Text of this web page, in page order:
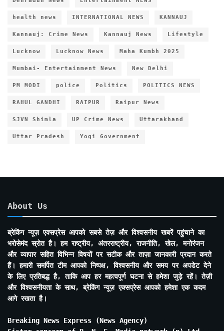
health news INTERNATIONAL NEWS KANNAUJ
Kannauj: Crime News Kannauj News Lifestyle
Lucknow Lucknow News Maha Kumbh 2025
Mumbai- Entertainment News New Delhi
PM MODI police Politics POLITICS NEWS
RAHUL GANDHI RAIPUR Raipur News
SJVN Shimla UP Crime News Uttarakhand
Uttar Pradesh Yogi Government
About Us
ब्रेकिंग न्यूज़ एक्सप्रेस आपको सबसे तेज़ और विश्वसनीय खबरें पहुंचाने का
भरोसेमंद स्रोत है। हम राष्ट्रीय, अंतरराष्ट्रीय, राजनीति, खेल, मनोरंजन
और व्यापार सहित विभिन्न विषयों पर सटीक और ताज़ा जानकारी प्रदान करते
हैं। हमारी समर्पित टीम आपको निष्पक्ष, विश्वसनीय और समय पर अपडेट देने
के लिए प्रतिबद्ध है, ताकि आप हर महत्वपूर्ण घटना से हमेशा जुड़े रहें। तेज़ी
और विश्वसनीयता के साथ, ब्रेकिंग न्यूज़ एक्सप्रेस आपको हमेशा एक कदम
आगे रखता है।
Breaking News Express (News Agency)